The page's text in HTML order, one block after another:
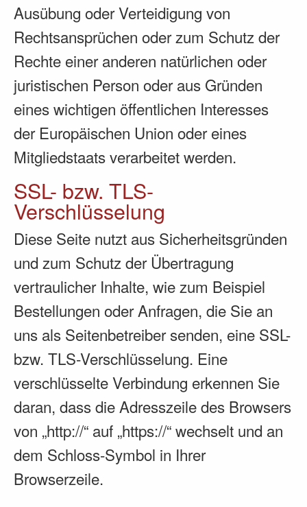
Ausübung oder Verteidigung von
Rechtsansprüchen oder zum Schutz der
Rechte einer anderen natürlichen oder
juristischen Person oder aus Gründen
eines wichtigen öffentlichen Interesses
der Europäischen Union oder eines
Mitgliedstaats verarbeitet werden.
SSL- bzw. TLS-
Verschlüsselung
Diese Seite nutzt aus Sicherheitsgründen
und zum Schutz der Übertragung
vertraulicher Inhalte, wie zum Beispiel
Bestellungen oder Anfragen, die Sie an
uns als Seitenbetreiber senden, eine SSL-
bzw. TLS-Verschlüsselung. Eine
verschlüsselte Verbindung erkennen Sie
daran, dass die Adresszeile des Browsers
von „http://“ auf „https://“ wechselt und an
dem Schloss-Symbol in Ihrer
Browserzeile.